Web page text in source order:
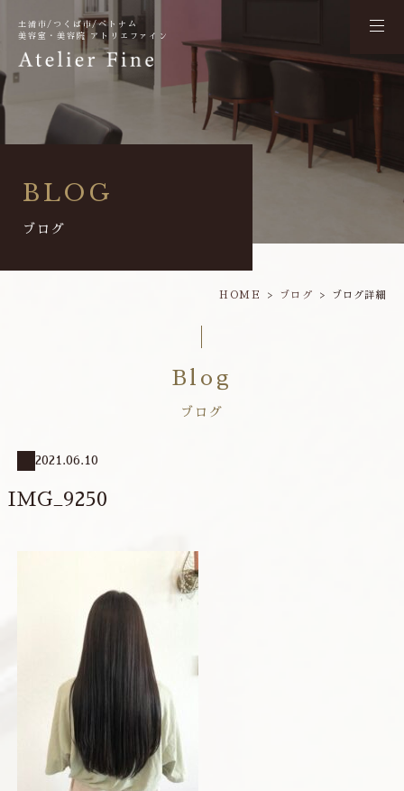
土浦市/つくば市/ベトナム
美容室・美容院 アトリエファイン
BLOG
ブログ
HOME ブログ ブログ詳細
Blog
ブログ
2021.06.10
IMG_9250